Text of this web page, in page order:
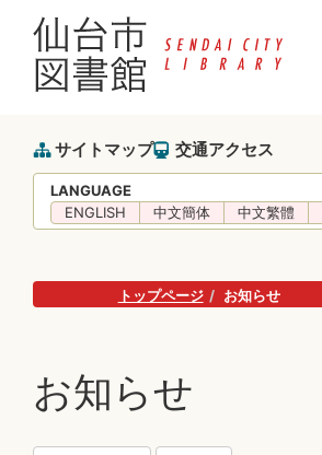
サイトマップ 交通アクセス
LANGUAGE
ENGLISH
中文簡体 中文繁體
トップページ お知らせ
お知らせ